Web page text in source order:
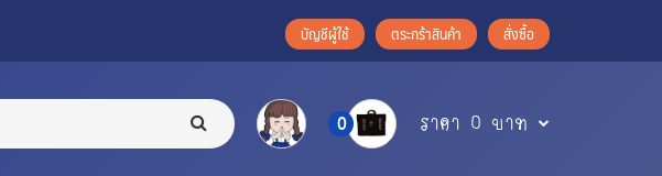
บัญชีผู้ใช้ ตระกร้าสินค้า สั่งซื้อ
0 ราคา 0 บาท